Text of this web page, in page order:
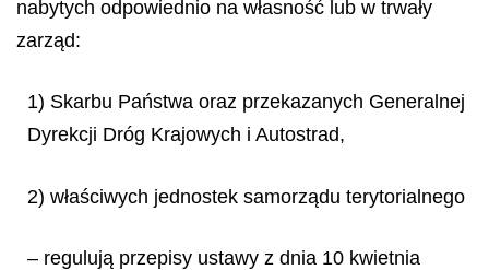
nabytych odpowiednio na własność lub w trwały
zarząd:
1) Skarbu Państwa oraz przekazanych Generalnej
Dyrekcji Dróg Krajowych i Autostrad,
2) właściwych jednostek samorządu terytorialnego
– regulują przepisy ustawy z dnia 10 kwietnia